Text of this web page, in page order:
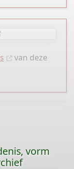
van deze
vorm